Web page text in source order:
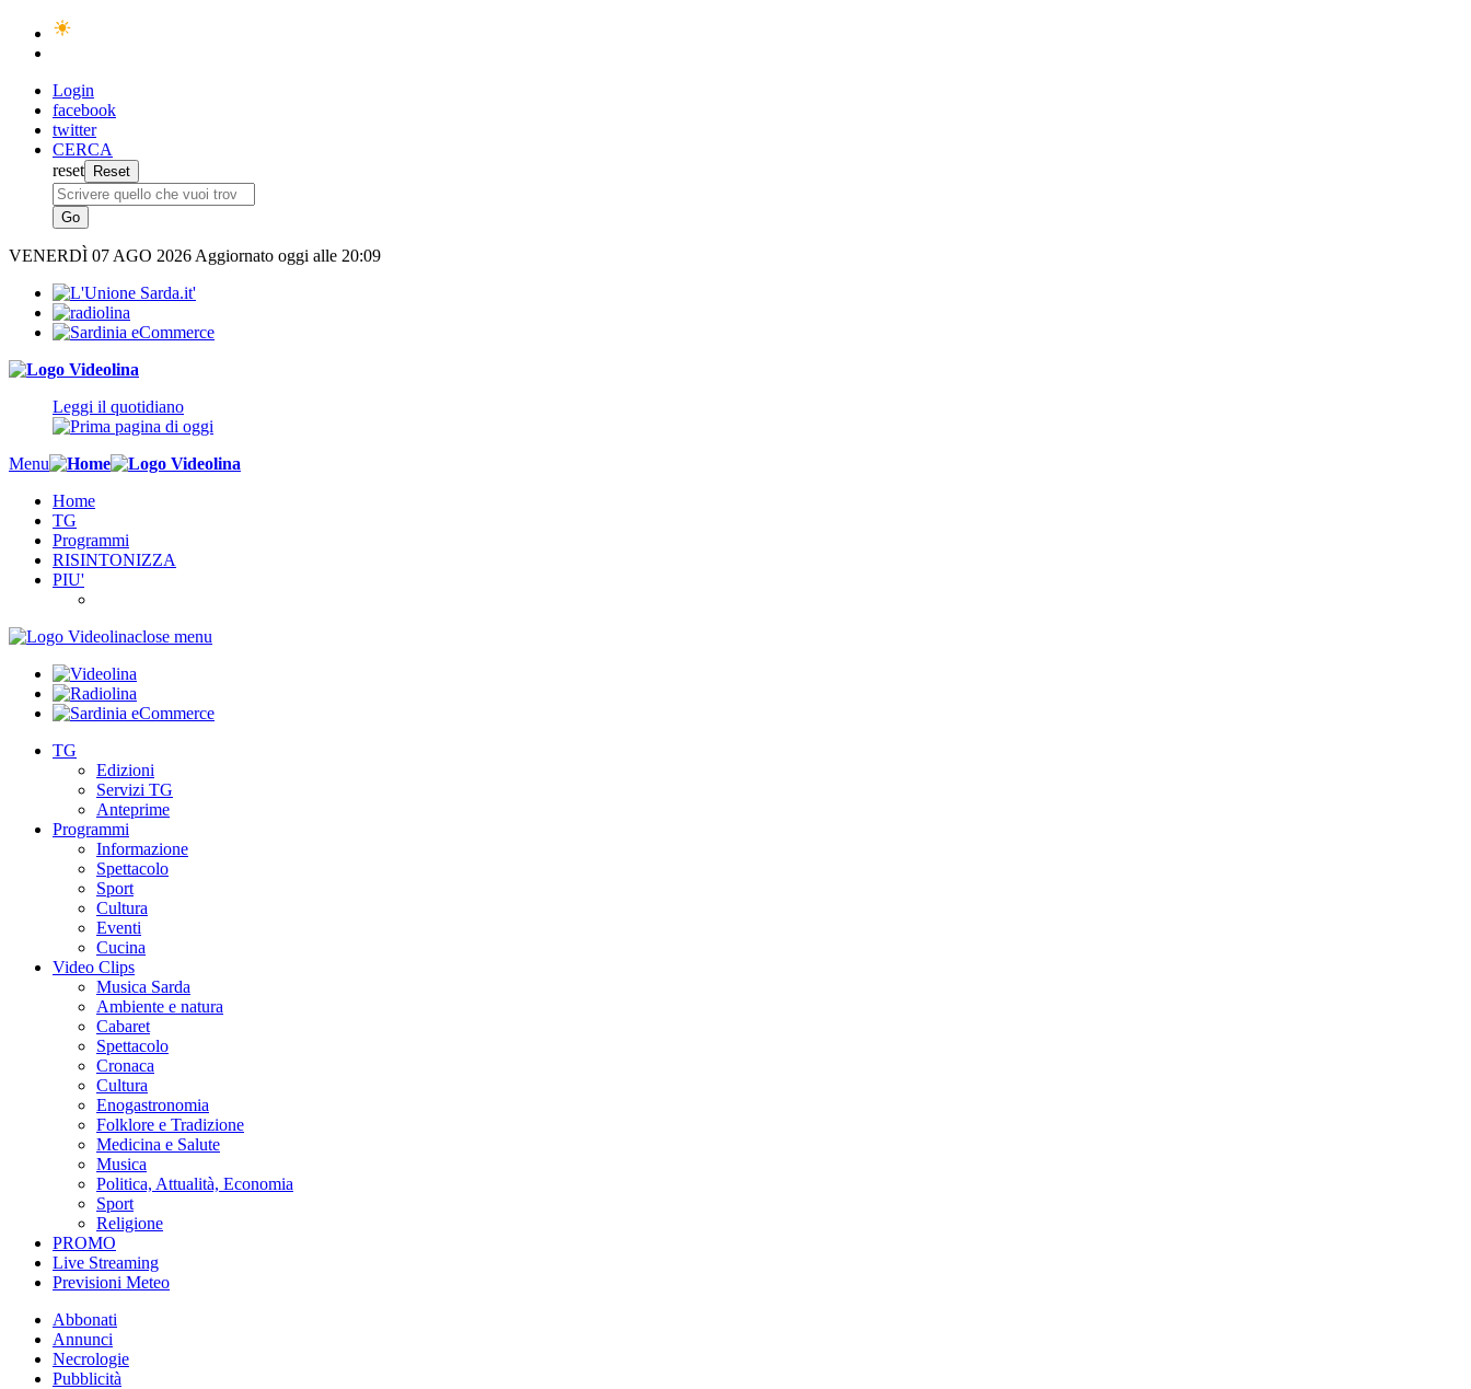
Login
facebook
twitter
CERCA
reset
VENERDÌ 07 AGO 2026 Aggiornato oggi alle 20:09
Leggi il quotidiano
Menu
Home
TG
Programmi
RISINTONIZZA
PIU'
close menu
TG
Edizioni
Servizi TG
Anteprime
Programmi
Informazione
Spettacolo
Sport
Cultura
Eventi
Cucina
Video Clips
Musica Sarda
Ambiente e natura
Cabaret
Spettacolo
Cronaca
Cultura
Enogastronomia
Folklore e Tradizione
Medicina e Salute
Musica
Politica, Attualità, Economia
Sport
Religione
PROMO
Live Streaming
Previsioni Meteo
Abbonati
Annunci
Necrologie
Pubblicità